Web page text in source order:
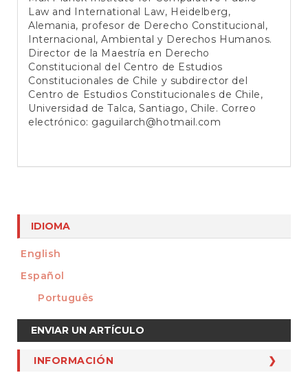
Law and International Law, Heidelberg,
Alemania, profesor de Derecho Constitucional,
Internacional, Ambiental y Derechos Humanos.
Director de la Maestría en Derecho
Constitucional del Centro de Estudios
Constitucionales de Chile y subdirector del
Centro de Estudios Constitucionales de Chile,
Universidad de Talca, Santiago, Chile. Correo
electrónico: gaguilarch@hotmail.com
IDIOMA
English
Español
Português
Enviar
un
artículo
ENVIAR UN ARTÍCULO
INFORMACIÓN
INFORMACIÓN